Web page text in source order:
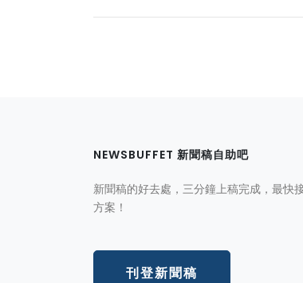
NEWSBUFFET 新聞稿自助吧
新聞稿的好去處，三分鐘上稿完成，最快
方案！
刊登新聞稿